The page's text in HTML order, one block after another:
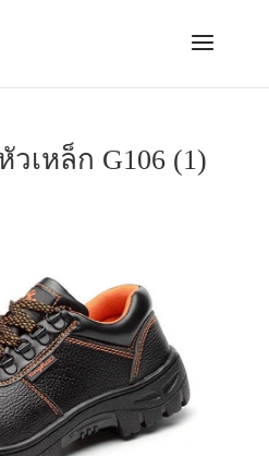
วเหล็ก G106 (1)